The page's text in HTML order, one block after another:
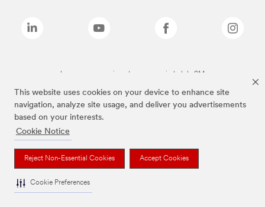
This website uses cookies on your device to enhance site
navigation, analyze site usage, and deliver you advertisements
based on your interests.
Cookie Notice
Reject Non-Essential Cookies Accept Cookies
Cookie Preferences
Las marcas mencionadas son propiedad de 3M